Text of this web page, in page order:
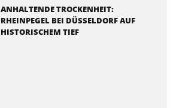
ANHALTENDE TROCKENHEIT:
RHEINPEGEL BEI DÜSSELDORF AUF
HISTORISCHEM TIEF